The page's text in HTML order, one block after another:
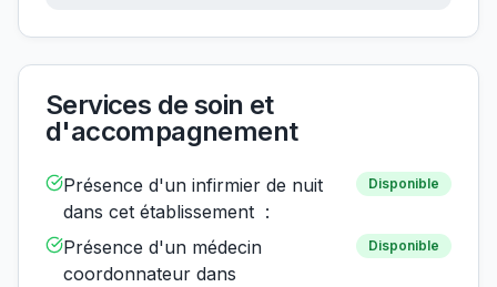
Services de soin et
d'accompagnement
Présence d'un infirmier de nuit
dans cet établissement :
Disponible
Présence d'un médecin
coordonnateur dans
Disponible